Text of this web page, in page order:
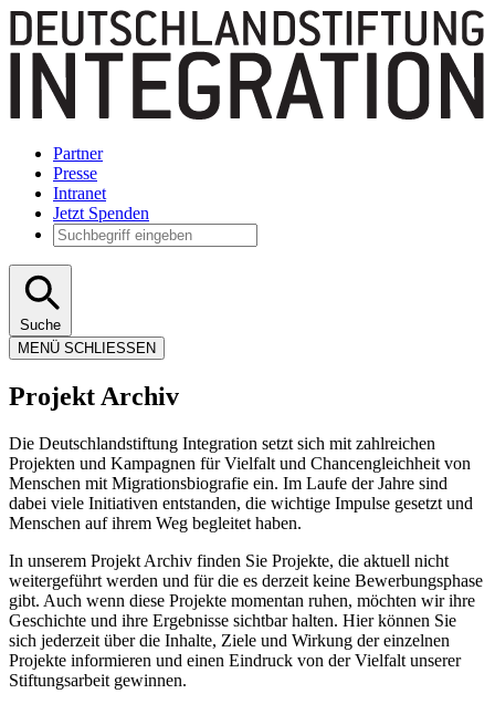
Partner
Presse
Intranet
Jetzt Spenden
Suche
MENÜ SCHLIESSEN
Projekt Archiv
Die Deutschlandstiftung Integration setzt sich mit zahlreichen
Projekten und Kampagnen für Vielfalt und Chancengleichheit von
Menschen mit Migrationsbiografie ein. Im Laufe der Jahre sind
dabei viele Initiativen entstanden, die wichtige Impulse gesetzt und
Menschen auf ihrem Weg begleitet haben.
In unserem Projekt Archiv finden Sie Projekte, die aktuell nicht
weitergeführt werden und für die es derzeit keine Bewerbungsphase
gibt. Auch wenn diese Projekte momentan ruhen, möchten wir ihre
Geschichte und ihre Ergebnisse sichtbar halten. Hier können Sie
sich jederzeit über die Inhalte, Ziele und Wirkung der einzelnen
Projekte informieren und einen Eindruck von der Vielfalt unserer
Stiftungsarbeit gewinnen.